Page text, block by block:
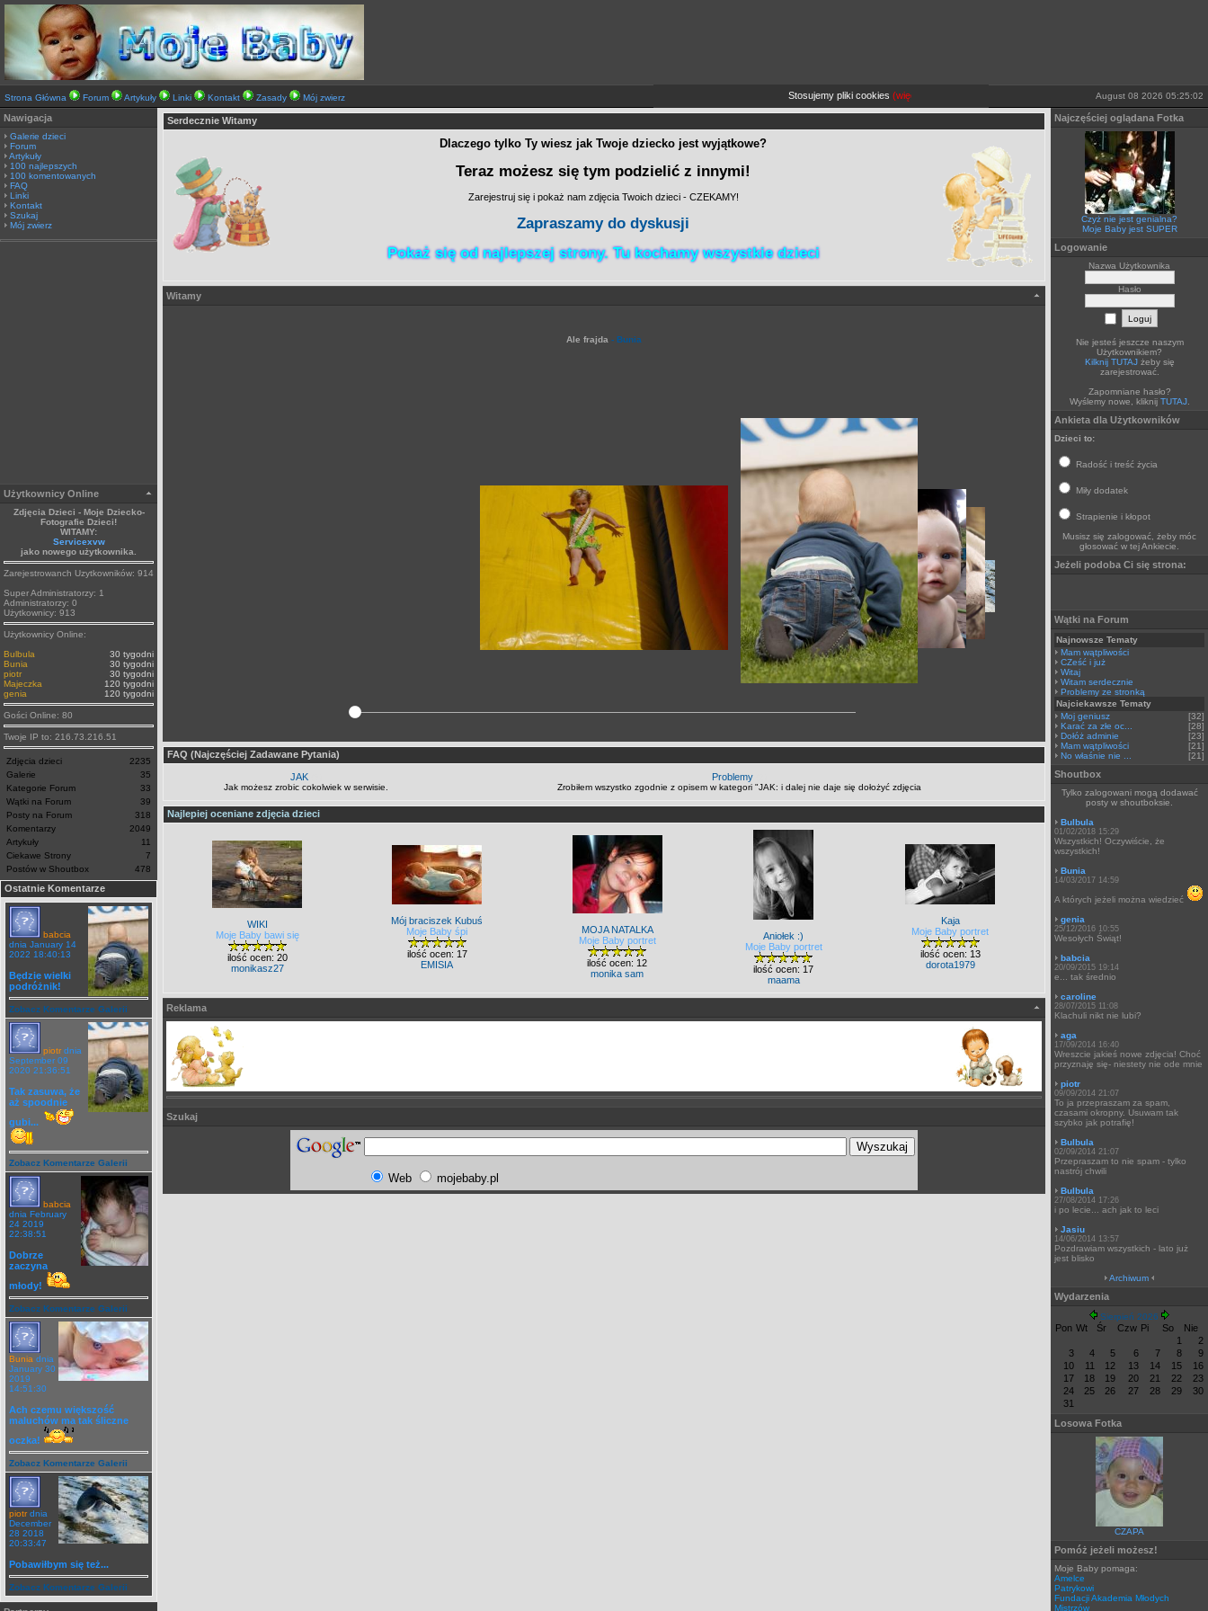
Strona Główna Forum Artykuły Linki Kontakt Zasady Mój zwierz Stosujemy pliki cookies(więcej TUTAJ). Jeżeli sobie tego nie życzysz wyłącz je lub opuść stronę.
August 08 2026 05:25:02
Nawigacja
Galerie dzieci
Forum
Artykuły
100 najlepszych
100 komentowanych
FAQ
Linki
Kontakt
Szukaj
Mój zwierz
Użytkownicy Online
Zdjęcia Dzieci - Moje Dziecko-
Fotografie Dzieci!
WITAMY:
Servicexvw
jako nowego użytkownika.
Zarejestrowanch Uzytkowników: 914
Super Administratorzy: 1
Administratorzy: 0
Użytkownicy: 913
Użytkownicy Online:
Bulbula
30 tygodni
Bunia
30 tygodni
piotr
30 tygodni
Majeczka
120 tygodni
genia
120 tygodni
Gości Online: 80
Twoje IP to: 216.73.216.51
Zdjęcia dzieci
2235
Galerie
35
Kategorie Forum
33
Wątki na Forum
39
Posty na Forum
318
Komentarzy
2049
Artykuły
11
Ciekawe Strony
7
Postów w Shoutbox
478
Ostatnie Komentarze
babcia
dnia January 14
2022 18:40:13
Będzie wielki
podróżnik!
Zobacz Komentarze Galerii
piotr dnia
September 09
2020 21:36:51
Tak zasuwa, że
aż spoodnie
gubi...
Zobacz Komentarze Galerii
babcia
dnia February
24 2019
22:38:51
Dobrze
zaczyna
młody!
Zobacz Komentarze Galerii
Bunia dnia
January 30
2019
14:51:30
Ach czemu większość
maluchów ma tak śliczne
oczka!
Zobacz Komentarze Galerii
piotr dnia
December
28 2018
20:33:47
Pobawiłbym się też...
Zobacz Komentarze Galerii
Serdecznie Witamy
Dlaczego tylko Ty wiesz jak Twoje dziecko jest wyjątkowe?
Teraz możesz się tym podzielić z innymi!
Zarejestruj się i pokaż nam zdjęcia Twoich dzieci - CZEKAMY!
Zapraszamy do dyskusji
Pokaż się od najlepszej strony. Tu kochamy wszystkie dzieci
Witamy
Ale frajda - Bunia
FAQ (Najczęściej Zadawane Pytania)
JAK
Jak możesz zrobic cokolwiek w serwisie.
Problemy
Zrobiłem wszystko zgodnie z opisem w kategori "JAK: i dalej nie daje się dołożyć zdjęcia
Najlepiej oceniane zdjęcia dzieci
WIKI
Moje Baby bawi się
ilość ocen: 20
monikasz27
Mój braciszek Kubuś
Moje Baby śpi
ilość ocen: 17
EMISIA
MOJA NATALKA
Moje Baby portret
ilość ocen: 12
monika sam
Aniołek :)
Moje Baby portret
ilość ocen: 17
maama
Kaja
Moje Baby portret
ilość ocen: 13
dorota1979
Reklama
Szukaj
Web mojebaby.pl
Najczęściej oglądana Fotka
Czyż nie jest genialna?
Moje Baby jest SUPER
Logowanie
Nazwa Użytkownika
Hasło
Nie jesteś jeszcze naszym
Użytkownikiem?
Kilknij TUTAJżeby się
zarejestrować.
Zapomniane hasło?
Wyślemy nowe, kliknij TUTAJ.
Ankieta dla Użytkowników
Dzieci to:
Radość i treść życia
Miły dodatek
Strapienie i kłopot
Musisz się zalogować, żeby móc
głosować w tej Ankiecie.
Jeżeli podoba Ci się strona:
Wątki na Forum
Najnowsze Tematy
Mam wątpliwości
CZeść i już
Witaj
Witam serdecznie
Problemy ze stronką
Najciekawsze Tematy
Moj geniusz
[32]
Karać za złe oc...
[28]
Dołóż adminie
[23]
Mam wątpliwości
[21]
No właśnie nie ...
[21]
Shoutbox
Tylko zalogowani mogą dodawać
posty w shoutboksie.
Bulbula
01/02/2018 15:29
Wszystkich! Oczywiście, że
wszystkich!
Bunia
14/03/2017 14:59
A których jeżeli można wiedzieć
genia
25/12/2016 10:55
Wesołych Świąt!
babcia
20/09/2015 19:14
e... tak średnio
caroline
28/07/2015 11:08
Klachuli nikt nie lubi?
aga
17/09/2014 16:40
Wreszcie jakieś nowe zdjęcia! Choć
przyznaję się- niestety nie ode mnie
piotr
09/09/2014 21:07
To ja przepraszam za spam,
czasami okropny. Usuwam tak
szybko jak potrafię!
Bulbula
02/09/2014 21:07
Przepraszam to nie spam - tylko
nastrój chwili
Bulbula
27/08/2014 17:26
i po lecie... ach jak to leci
Jasiu
14/06/2014 13:57
Pozdrawiam wszystkich - lato już
jest blisko
Archiwum
Wydarzenia
Sierpień 2026
Pon Wt Śr Czw Pi So
Nie
1
2
3
4 5 6 7 8
9
10
11 12 13 14 15
16
17
18 19 20 21 22
23
24
25 26 27 28 29
30
31
Losowa Fotka
CZAPA
Pomóż jeżeli możesz!
Moje Baby pomaga:
Amelce
Patrykowi
Fundacji Akademia Młodych
Mistrzów